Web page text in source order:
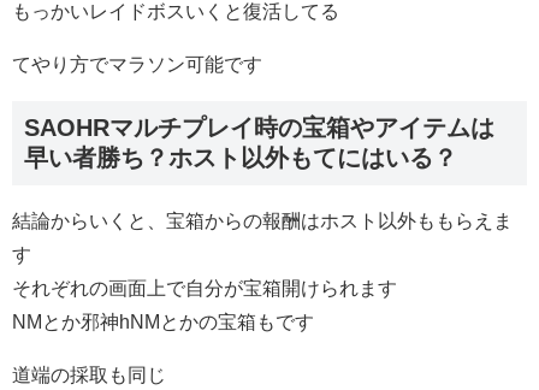
もっかいレイドボスいくと復活してる
てやり方でマラソン可能です
SAOHRマルチプレイ時の宝箱やアイテムは
早い者勝ち？ホスト以外もてにはいる？
結論からいくと、宝箱からの報酬はホスト以外ももらえま
す
それぞれの画面上で自分が宝箱開けられます
NMとか邪神hNMとかの宝箱もです
道端の採取も同じ